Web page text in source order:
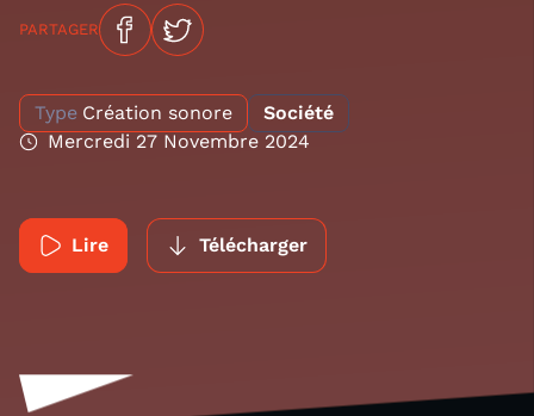
PARTAGER
Type Création sonore
Société
Mercredi 27 Novembre 2024
Lire Télécharger